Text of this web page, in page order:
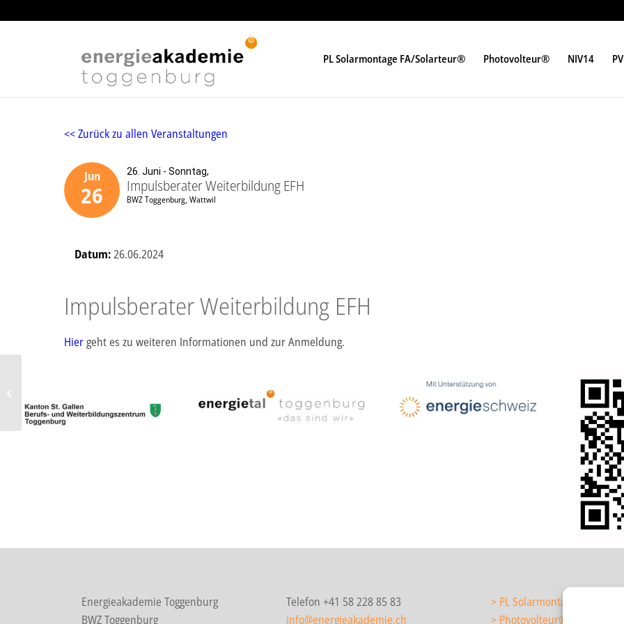
PL Solarmontage FA/Solarteur® Photovolteur® NIV14
<< Zurück zu allen Veranstaltungen
Jun
26
26. Juni - Sonntag,
Impulsberater Weiterbildung EFH
BWZ Toggenburg, Wattwil
Datum:26.06.2024
Impulsberater Weiterbildung EFH
Hiergeht es zu weiteren Informationen und zur Anmeldung.
Energieakademie Toggenburg
BWZ Toggenburg
Telefon +41 58 228 85 83
info@energieakademie.ch
> PL Solarmontage/Solarteur
> Photovolteur®